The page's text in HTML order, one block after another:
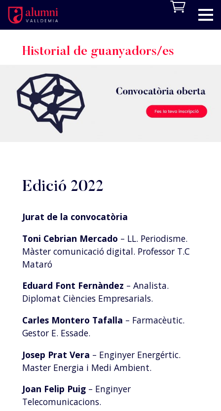
Historial de guanyadors/es
Edició 2022
Jurat de la convocatòria
Toni Cebrian Mercado – LL. Periodisme.
Màster comunicació digital. Professor T.C
Mataró
Eduard Font Fernàndez – Analista.
Diplomat Ciències Empresarials.
Carles Montero Tafalla – Farmacèutic.
Gestor E. Essade.
Josep Prat Vera – Enginyer Energértic.
Master Energia i Medi Ambient.
Joan Felip Puig– Enginyer
Telecomunicacions.